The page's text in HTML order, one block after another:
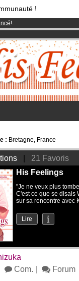
!
!.
par mois !Clique ici
!
: Bretagne, France
21 Favoris
His Feelings
"Je ne veux plus
C'est ce que se disais
sur sa rencontre avec
Lire
Com. Forum